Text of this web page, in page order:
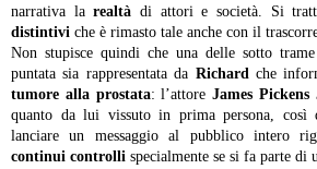
narrativa larealtà di attori e società. Si
distintivi che è rimasto tale anche con il
Non stupisce quindi che una delle sotto
puntata sia rappresentata da Richard che
tumore alla prostata: l’attoreJames Pickens
quanto da lui vissuto in prima persona,
lanciare un messaggio al pubblico intero
continui controlli specialmente se si fa parte di